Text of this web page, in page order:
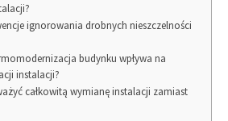
ignorowania drobnych nieszczelności
budynku wpływa na
instalacji?
całkowitą wymianę instalacji zamiast